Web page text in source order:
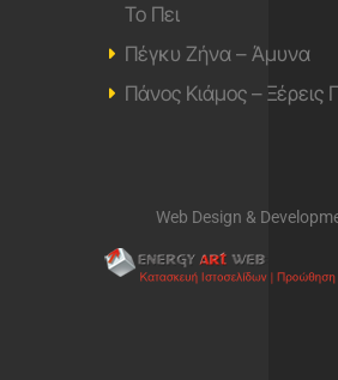
Το Πει
Πέγκυ Ζήνα – Άμυνα
Πάνος Κιάμος – Ξέρεις
Web Design &